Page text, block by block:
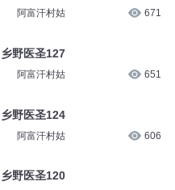
阿富汗村姑 671
乡野医圣127
阿富汗村姑 651
乡野医圣124
阿富汗村姑 606
乡野医圣120